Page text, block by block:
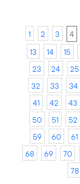
1 2 3 4
13
14 15
23
24 25
32
33 34
41
42 43
50
51 52
59
60 61
68
69 70
78